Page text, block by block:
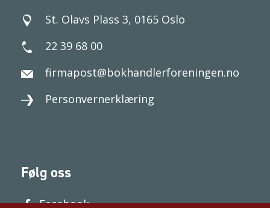
St. Olavs Plass 3, 0165 Oslo
22 39 68 00
firmapost@bokhandlerforeningen.no
Personvernerklæring
Følg oss
Facebook